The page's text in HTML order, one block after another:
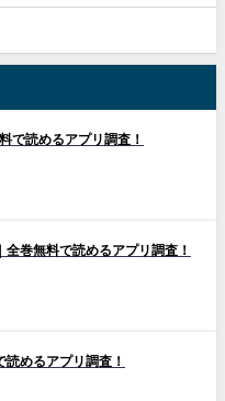
で読めるアプリ調査！
巻無料で読めるアプリ調査！
読めるアプリ調査！